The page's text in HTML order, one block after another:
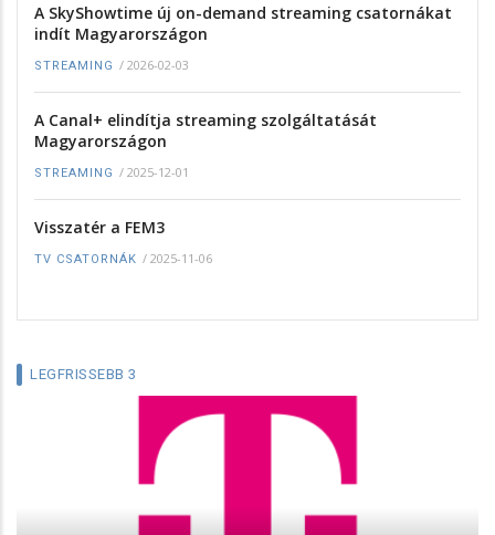
A SkyShowtime új on-demand streaming csatornákat
indít Magyarországon
STREAMING / 2026-02-03
A Canal+ elindítja streaming szolgáltatását
Magyarországon
STREAMING / 2025-12-01
Visszatér a FEM3
TV CSATORNÁK / 2025-11-06
LEGFRISSEBB 3